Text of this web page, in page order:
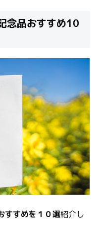
念品おすすめ10
すすめを１０選紹介し